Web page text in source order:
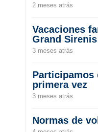
2 meses atrás
Vacaciones
Grand
3 meses atrás
Participamos
primera vez
3 meses atrás
Normas de